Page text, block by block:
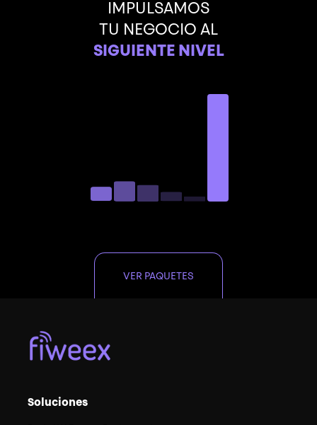
IMPULSAMOS
TU NEGOCIO AL
SIGUIENTE NIVEL
VER PAQUETES
Soluciones